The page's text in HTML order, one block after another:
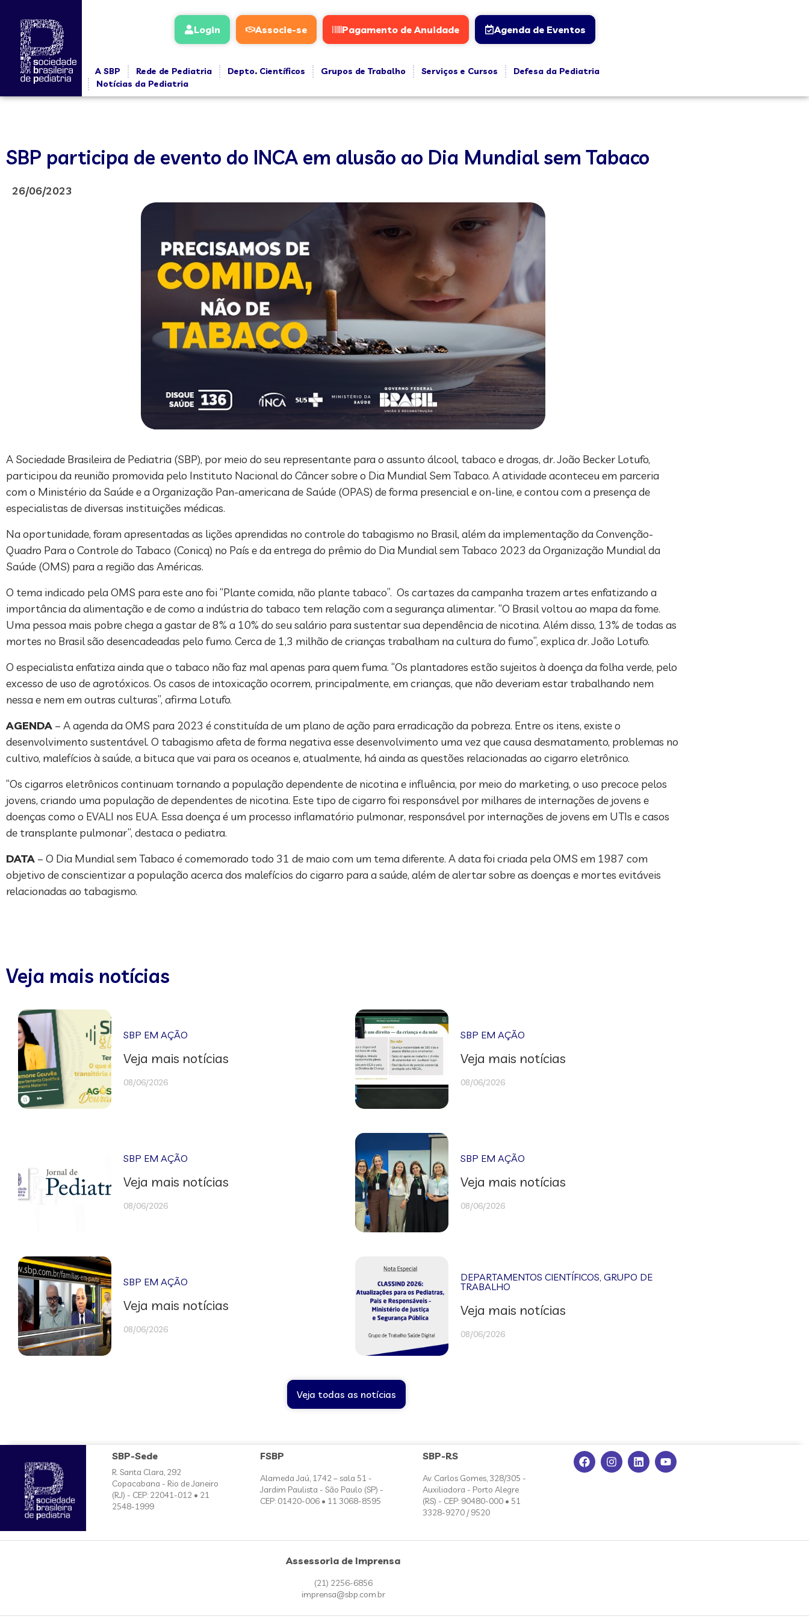
Login Associe-se Pagamento de Anuidade Agenda de Eventos
A SBP Rede de Pediatria Depto. Científicos Grupos de Trabalho Serviços e Cursos
Defesa da Pediatria
Notícias da Pediatria
SBP participa de evento do INCA em alusão ao Dia Mundial sem Tabaco
26/06/2023
A Sociedade Brasileira de Pediatria (SBP), por meio do seu representante para o assunto álcool, tabaco e drogas, dr. João Becker Lotufo,
participou da reunião promovida pelo Instituto Nacional do Câncer sobre o Dia Mundial Sem Tabaco. A atividade aconteceu em parceria
com o Ministério da Saúde e a Organização Pan-americana de Saúde (OPAS) de forma presencial e on-line, e contou com a presença de
especialistas de diversas instituições médicas.
Na oportunidade, foram apresentadas as lições aprendidas no controle do tabagismo no Brasil, além da implementação da Convenção-
Quadro Para o Controle do Tabaco (Conicq) no País e da entrega do prêmio do Dia Mundial sem Tabaco 2023 da Organização Mundial da
Saúde (OMS) para a região das Américas.
O tema indicado pela OMS para este ano foi “Plante comida, não plante tabaco”. Os cartazes da campanha trazem artes enfatizando a
importância da alimentação e de como a indústria do tabaco tem relação com a segurança alimentar. “O Brasil voltou ao mapa da fome.
Uma pessoa mais pobre chega a gastar de 8% a 10% do seu salário para sustentar sua dependência de nicotina. Além disso, 13% de todas as
mortes no Brasil são desencadeadas pelo fumo. Cerca de 1,3 milhão de crianças trabalham na cultura do fumo”, explica dr. João Lotufo.
O especialista enfatiza ainda que o tabaco não faz mal apenas para quem fuma. “Os plantadores estão sujeitos à doença da folha verde, pelo
excesso de uso de agrotóxicos. Os casos de intoxicação ocorrem, principalmente, em crianças, que não deveriam estar trabalhando nem
nessa e nem em outras culturas”, afirma Lotufo.
AGENDA – A agenda da OMS para 2023 é constituída de um plano de ação para erradicação da pobreza. Entre os itens, existe o
desenvolvimento sustentável. O tabagismo afeta de forma negativa esse desenvolvimento uma vez que causa desmatamento, problemas no
cultivo, malefícios à saúde, a bituca que vai para os oceanos e, atualmente, há ainda as questões relacionadas ao cigarro eletrônico.
“Os cigarros eletrônicos continuam tornando a população dependente de nicotina e influência, por meio do marketing, o uso precoce pelos
jovens, criando uma população de dependentes de nicotina. Este tipo de cigarro foi responsável por milhares de internações de jovens e
doenças como o EVALI nos EUA. Essa doença é um processo inflamatório pulmonar, responsável por internações de jovens em UTIs e casos
de transplante pulmonar”, destaca o pediatra.
DATA – O Dia Mundial sem Tabaco é comemorado todo 31 de maio com um tema diferente. A data foi criada pela OMS em 1987 com
objetivo de conscientizar a população acerca dos malefícios do cigarro para a saúde, além de alertar sobre as doenças e mortes evitáveis
relacionadas ao tabagismo.
Veja mais notícias
SBP EM AÇÃO
Veja mais notícias
08/06/2026
SBP EM AÇÃO
Veja mais notícias
08/06/2026
SBP EM AÇÃO
Veja mais notícias
08/06/2026
SBP EM AÇÃO
Veja mais notícias
08/06/2026
SBP EM AÇÃO
Veja mais notícias
08/06/2026
DEPARTAMENTOS CIENTÍFICOS,GRUPO DE
TRABALHO
Veja mais notícias
08/06/2026
Veja todas as notícias
SBP-Sede
R. Santa Clara, 292
Copacabana - Rio de Janeiro
(RJ) - CEP: 22041-012 • 21
2548-1999
FSBP
Alameda Jaú, 1742 – sala 51 -
Jardim Paulista - São Paulo (SP) -
CEP: 01420-006 • 11 3068-8595
SBP-RS
Av. Carlos Gomes, 328/305 -
Auxiliadora - Porto Alegre
(RS) - CEP: 90480-000 • 51
3328-9270 / 9520
Assessoria de Imprensa
(21) 2256-6856
imprensa@sbp.com.br